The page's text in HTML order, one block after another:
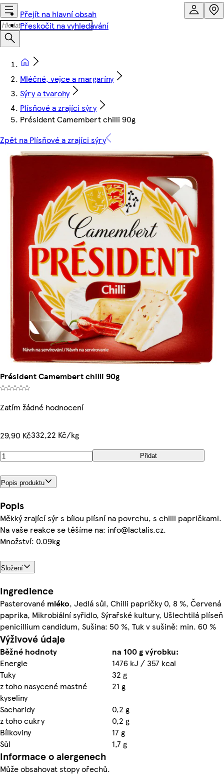
Přejít na hlavní obsah
Přeskočit na vyhledávání
Mléčné, vejce a margaríny
Sýry a tvarohy
Plísňové a zrajíci sýry
Président Camembert chilli 90g
Zpět na Plísňové a zrajíci sýry
Président Camembert chilli 90g
Zatím žádné hodnocení
29,90 Kč332,22 Kč/kg
Přidat
Popis produktu
Popis
Měkký zrající sýr s bílou plísní na povrchu, s chilli papričkami.
Na vaše reakce se těšíme na: info@lactalis.cz.
Množství: 0.09kg
Složení
Ingredience
Pasterované mléko, Jedlá sůl, Chilli papričky 0, 8 %, Červená
paprika, Mikrobiální syřidlo, Sýrařské kultury, Ušlechtilá plíseň
penicillium candidum, Sušina: 50 %, Tuk v sušině: min. 60 %
Výživové údaje
Běžné hodnoty
na 100 g výrobku:
Energie
1476 kJ / 357 kcal
Tuky
32 g
z toho nasycené mastné
kyseliny
21 g
Sacharidy
0,2 g
z toho cukry
0,2 g
Bílkoviny
17 g
Sůl
1,7 g
Informace o alergenech
Může obsahovat stopy ořechů.